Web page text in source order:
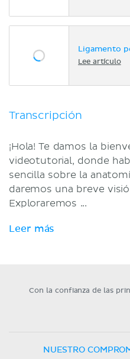
Ligamento
Lee artículo
Transcripción
¡Hola! Te damos la
videotutorial, donde
sencilla sobre la
daremos una breve
Exploraremos ...
Leer más
Con la confianza de las
NUESTRO